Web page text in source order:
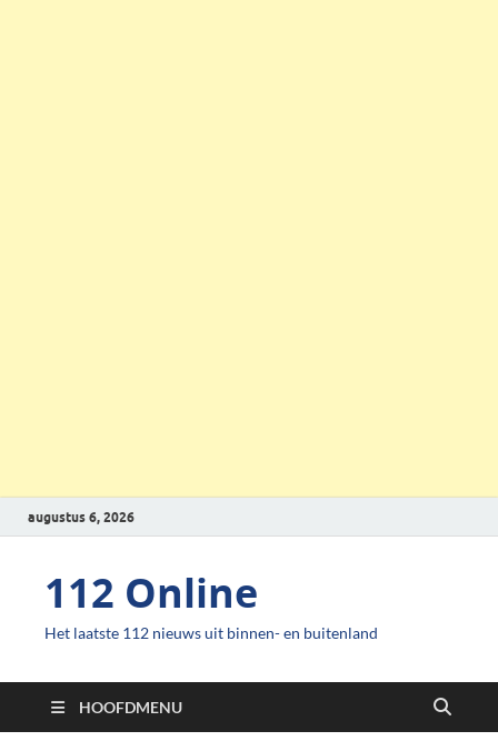
augustus 6, 2026
112 Online
Het laatste 112 nieuws uit binnen- en buitenland
HOOFDMENU